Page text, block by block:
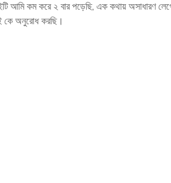
আমি কম করে ২ বার পড়েছি, এক কথায় অসাধারণ
কে অনুরোধ করছি।